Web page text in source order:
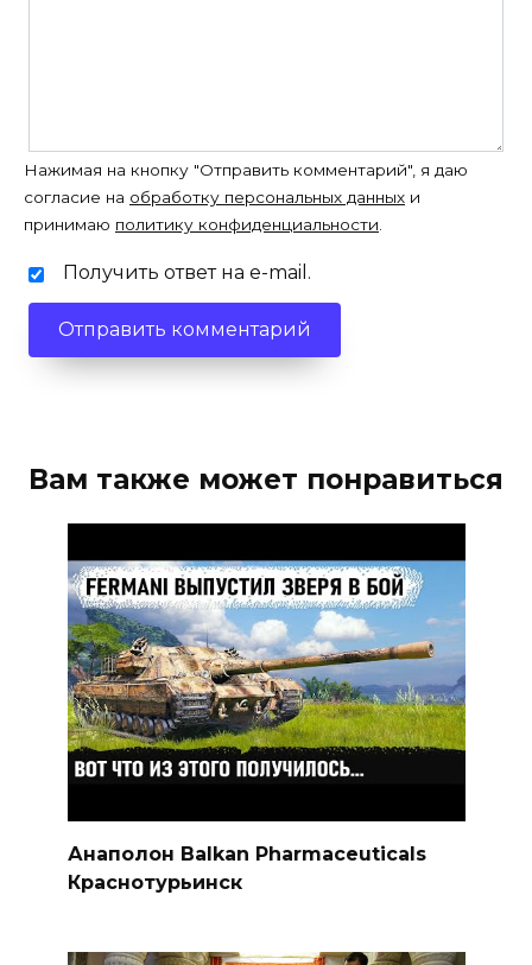
Нажимая на кнопку "Отправить комментарий", я даю
согласие на обработку персональных данных и
принимаю политику конфиденциальности.
Получить ответ на e-mail.
Вам также может понравиться
Анаполон Balkan Pharmaceuticals
Краснотурьинск